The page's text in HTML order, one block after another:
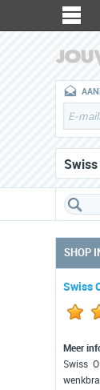
SHOP
Swiss
Meer
Swiss